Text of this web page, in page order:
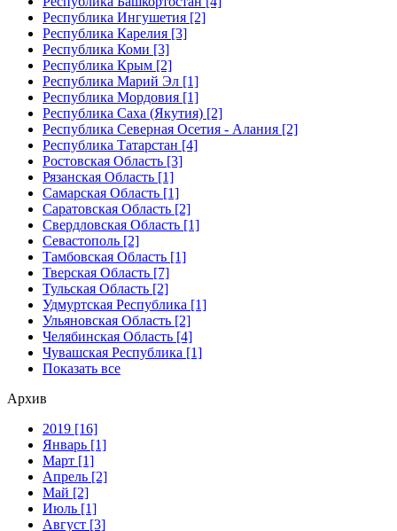
Республика Ингушетия [2]
Республика Карелия [3]
Республика Коми [3]
Республика Крым [2]
Республика Марий Эл [1]
Республика Мордовия [1]
Республика Саха (Якутия) [2]
Республика Северная Осетия - Алания [2]
Республика Татарстан [4]
Ростовская Область [3]
Рязанская Область [1]
Самарская Область [1]
Саратовская Область [2]
Свердловская Область [1]
Севастополь [2]
Тамбовская Область [1]
Тверская Область [7]
Тульская Область [2]
Удмуртская Республика [1]
Ульяновская Область [2]
Челябинская Область [4]
Чувашская Республика [1]
Показать все
Архив
2019 [16]
Январь [1]
Март [1]
Апрель [2]
Май [2]
Июль [1]
Август [3]